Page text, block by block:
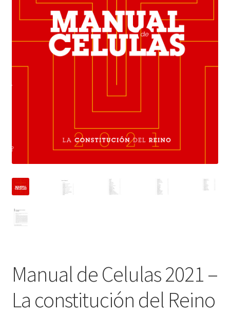
Inicio
Mi cuenta
Publicá tu libro de manera profesional
Tienda
Manual de Celulas 2021 –
La constitución del Reino